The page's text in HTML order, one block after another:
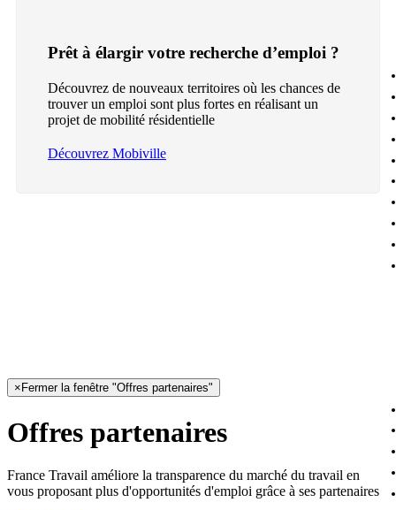
Prêt à élargir votre recherche d’emploi ?
Découvrez de nouveaux territoires où les chances de
trouver un emploi sont plus fortes en réalisant un
projet de mobilité résidentielle
Découvrez Mobiville
× Fermer la fenêtre "Offres partenaires"
Offres partenaires
France Travail améliore la transparence du marché du travail en
vous proposant plus d'opportunités d'emploi grâce à ses partenaires